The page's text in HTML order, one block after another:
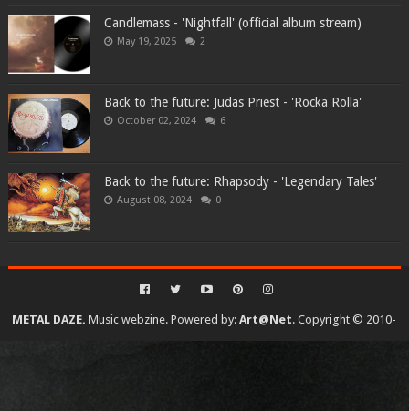
Candlemass - 'Nightfall' (official album stream)
May 19, 2025 2
Back to the future: Judas Priest - 'Rocka Rolla'
October 02, 2024 6
Back to the future: Rhapsody - 'Legendary Tales'
August 08, 2024 0
METAL DAZE. Music webzine. Powered by:Art@Net. Copyright © 2010-